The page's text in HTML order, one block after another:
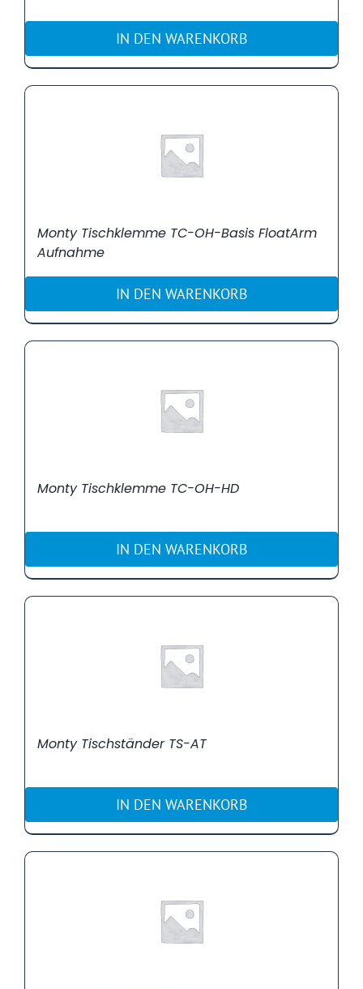
IN DEN WARENKORB
Monty Tischklemme TC-OH-Basis FloatArm
Aufnahme
IN DEN WARENKORB
Monty Tischklemme TC-OH-HD
IN DEN WARENKORB
Monty Tischständer TS-AT
IN DEN WARENKORB